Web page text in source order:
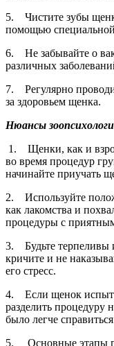
5. Чистите зубы
помощью
6. Не забывайте о
различных
7. Регулярно
за здоровьем щенка.
Нюансы
1. Щенки, как и
во время процедур
начинайте приучать
2. Используйте
как лакомства и
процедуры с
3. Будьте терпеливы
кричите и не
его стресс.
4. Если щенок
разделить процедуру
было легче
5. Основные этапы